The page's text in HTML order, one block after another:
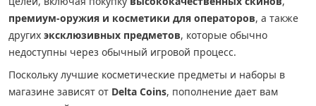
премиум-оружия и косметики для операторов, а также
других эксклюзивных предметов, которые обычно
недоступны через обычный игровой процесс.
Поскольку лучшие косметические предметы и наборы в
магазине зависят от Delta Coins, пополнение дает вам